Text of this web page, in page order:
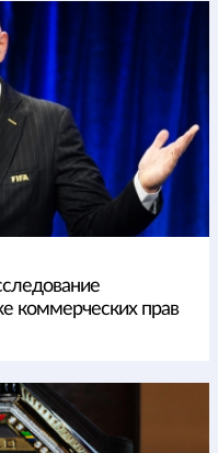
коммерческих прав